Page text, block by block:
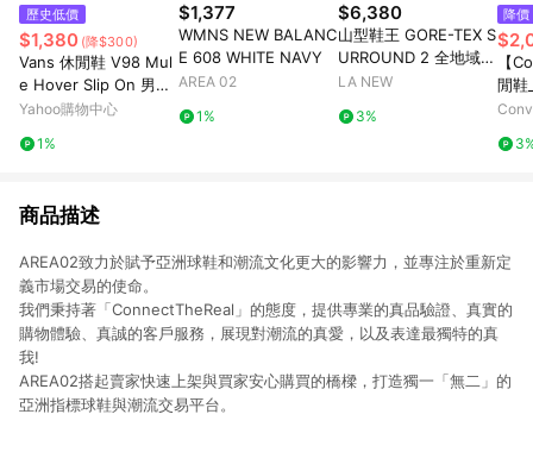
歷史低價
$1,380 (降$300)
Vans 休閒鞋 V98 Mul
e Hover Slip On 男鞋
女鞋 黑 白 懶人鞋 674
Yahoo購物中心
1%
$1,377
WMNS NEW BALANC
E 608 WHITE NAVY
AREA 02
1%
$6,380
山型鞋王 GORE-TEX S
URROUND 2 全地域機
能郊山鞋(男23061454
LA NEW
3%
降價
【
閒鞋
官方
商品描述
AREA02致力於賦予亞洲球鞋和潮流文化更大的影響力，並專注於重新定
義市場交易的使命。
我們秉持著「ConnectTheReal」的態度，提供專業的真品驗證、真實的
購物體驗、真誠的客戶服務，展現對潮流的真愛，以及表達最獨特的真
我!
AREA02搭起賣家快速上架與買家安心購買的橋樑，打造獨一「無二」的
亞洲指標球鞋與潮流交易平台。